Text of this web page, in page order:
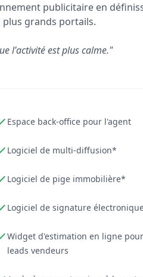
publicitaire en
grands portails.
l'activité est plus calme."
Espace back-office pour l'agent
Logiciel de multi-diffusion*
Logiciel de pige immobilière*
Logiciel de signature
Widget d'estimation en ligne
leads vendeurs